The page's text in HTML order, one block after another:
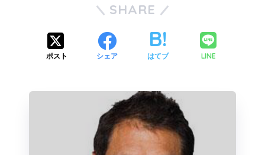
SHARE
ポスト シェア はてブ LINE